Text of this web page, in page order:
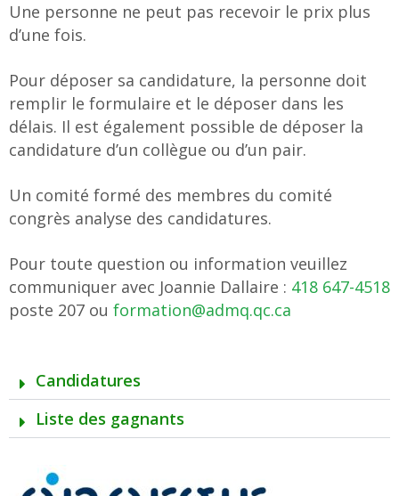
Une personne ne peut pas recevoir le prix plus
d’une fois.
Pour déposer sa candidature, la personne doit
remplir le formulaire et le déposer dans les
délais. Il est également possible de déposer la
candidature d’un collègue ou d’un pair.
Un comité formé des membres du comité
congrès analyse des candidatures.
Pour toute question ou information veuillez
communiquer avec Joannie Dallaire : 418 647-4518
poste 207 ou formation@admq.qc.ca
Candidatures
Liste des gagnants